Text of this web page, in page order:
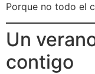
Porque no todo el
Un
contigo